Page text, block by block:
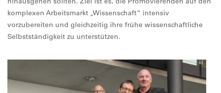
komplexen Arbeitsmarkt „Wissenschaft“ intensiv
vorzubereiten und gleichzeitig ihre frühe wissenschaftliche
Selbstständigkeit zu unterstützen.